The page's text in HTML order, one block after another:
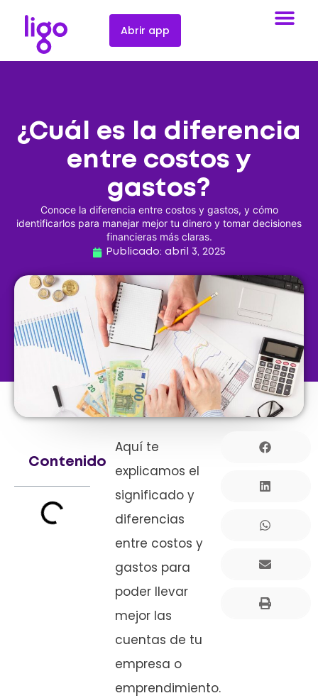
Abrir app
¿Cuál es la diferencia
entre costos y
gastos?
Conoce la diferencia entre costos y gastos, y cómo
identificarlos para manejar mejor tu dinero y tomar decisiones
financieras más claras.
Publicado: abril 3, 2025
Aquí te
explicamos el
significado y
diferencias
entre costos y
gastos para
poder llevar
mejor las
cuentas de tu
empresa o
emprendimiento.
Contenido